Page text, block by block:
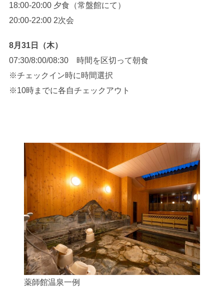
18:00-20:00 夕食（常盤館にて）
20:00-22:00 2次会
8月31日（木）
07:30/8:00/08:30 時間を区切って朝食
※チェックイン時に時間選択
※10時までに各自チェックアウト
薬師館温泉一例